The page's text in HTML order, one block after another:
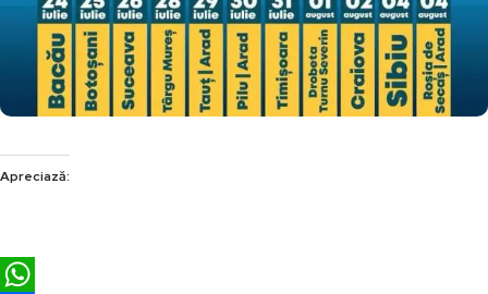
Apreciază: